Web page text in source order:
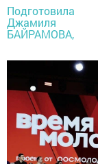
Подготовила
Джамиля
БАЙРАМОВА,